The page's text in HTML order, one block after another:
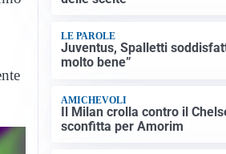
LE PAROLE
Juventus, Spalletti
molto bene”
AMICHEVOLI
Il Milan crolla contro il
sconfitta per Amorim